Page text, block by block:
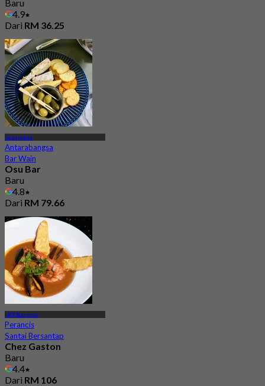
Baru
4.9
Dari RM 36.25
Segambut
Antarabangsa
Bar Wain
Osu Bar
Baru
4.8
Dari RM 79.66
LRT Bangsar
Perancis
Santai Bersantap
Chez Gaston
Baru
4.4
Dari RM 106